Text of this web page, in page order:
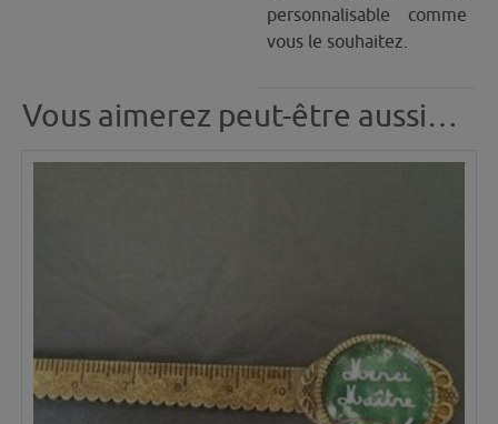
personnalisable comme
vous le souhaitez.
Vous aimerez peut-être aussi…